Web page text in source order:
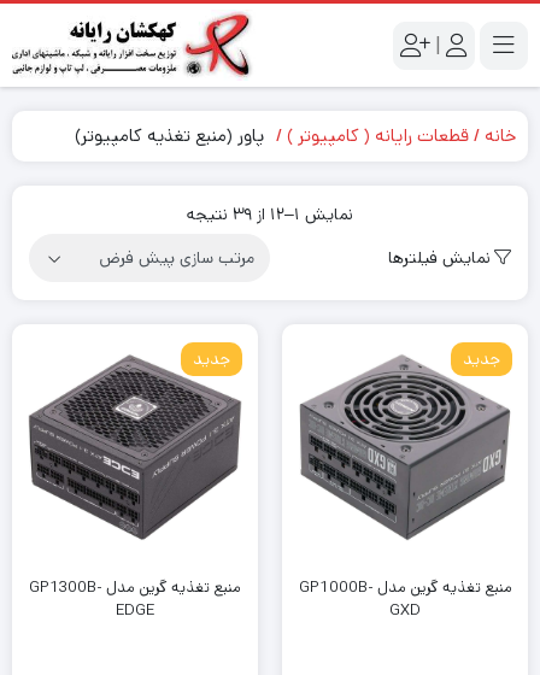
|
خانه قطعات رایانه ( کامپیوتر ) پاور (منبع تغذیه کامپیوتر)
نمایش 1–12 از 39 نتیجه
نمایش فیلترها
جدید
منبع تغذیه گرین مدل GP1000B-
GXD
جدید
منبع تغذیه گرین مدل GP1300B-
EDGE